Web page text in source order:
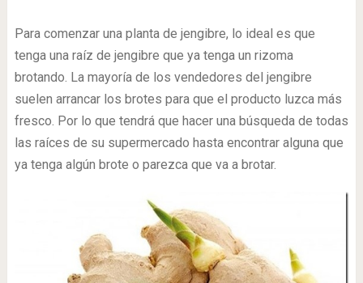
Para comenzar una planta de jengibre, lo ideal es que
tenga una raíz de jengibre que ya tenga un rizoma
brotando. La mayoría de los vendedores del jengibre
suelen arrancar los brotes para que el producto luzca más
fresco. Por lo que tendrá que hacer una búsqueda de todas
las raíces de su supermercado hasta encontrar alguna que
ya tenga algún brote o parezca que va a brotar.